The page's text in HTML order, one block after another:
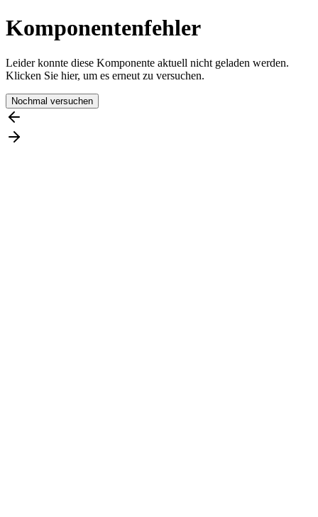
Komponentenfehler
Leider konnte diese Komponente aktuell nicht geladen werden.
Klicken Sie hier, um es erneut zu versuchen.
Nochmal versuchen